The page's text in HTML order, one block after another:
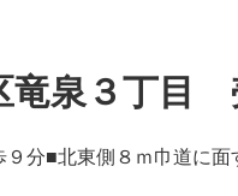
竜泉３丁目
９分■北東側８ｍ巾道に